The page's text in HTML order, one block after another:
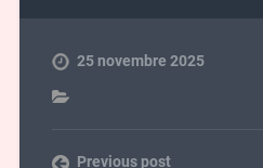
25 novembre 2025
Previous post